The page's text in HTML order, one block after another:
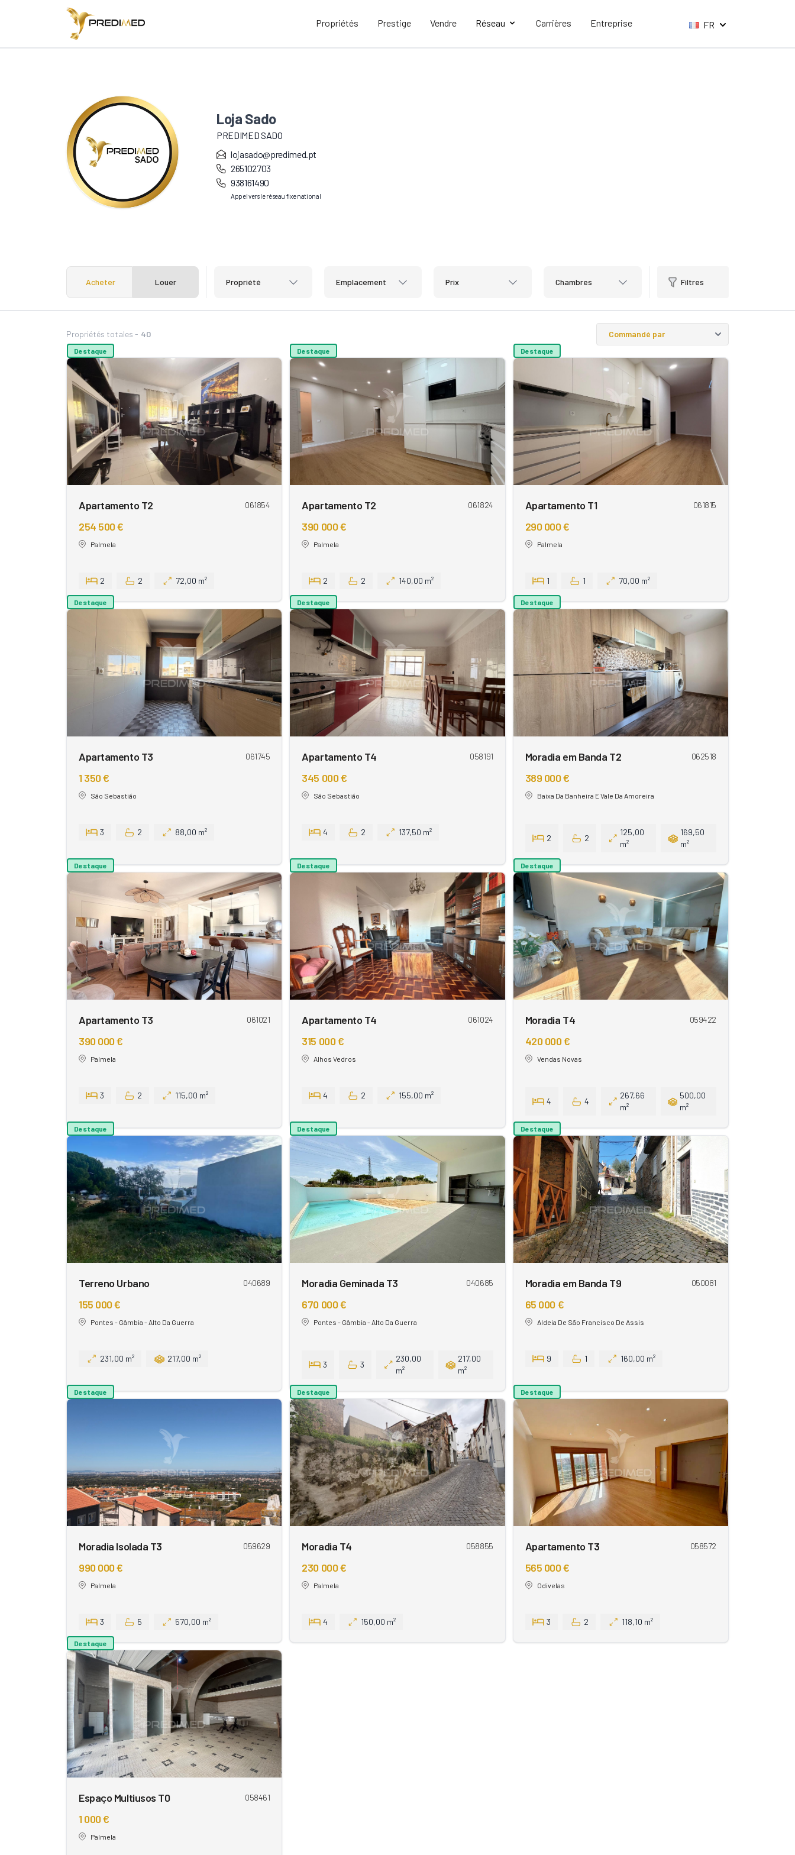
Propriétés Prestige Vendre Réseau Carrières Entreprise FR
Loja Sado
PREDIMED SADO
lojasado@predimed.pt
265102703
938161490
Appel vers le réseau fixe national
Acheter Louer Propriété Emplacement Prix Chambres Filtres
Propriétés totales - 40
Destaque
Apartamento T2 061854
254 500 €
Palmela
2 2 72,00 m²
Destaque
Apartamento T2 061824
390 000 €
Palmela
2 2 140,00 m²
Destaque
Apartamento T1 061815
290 000 €
Palmela
1 1 70,00 m²
Destaque
Apartamento T3 061745
1 350 €
São Sebastião
3 2 88,00 m²
Destaque
Apartamento T4 058191
345 000 €
São Sebastião
4 2 137,50 m²
Destaque
Moradia em Banda T2 062518
389 000 €
Baixa Da Banheira E Vale Da Amoreira
2 2
125,00
m²
169,50
m²
Destaque
Apartamento T3 061021
390 000 €
Palmela
3 2 115,00 m²
Destaque
Apartamento T4 061024
315 000 €
Alhos Vedros
4 2 155,00 m²
Destaque
Moradia T4 059422
420 000 €
Vendas Novas
4 4
267,66
m²
500,00
m²
Destaque
Terreno Urbano 040689
155 000 €
Pontes - Gâmbia - Alto Da Guerra
231,00 m² 217,00 m²
Destaque
Moradia Geminada T3 040685
670 000 €
Pontes - Gâmbia - Alto Da Guerra
3 3
230,00
m²
217,00
m²
Destaque
Moradia em Banda T9 050081
65 000 €
Aldeia De São Francisco De Assis
9 1 160,00 m²
Destaque
Moradia Isolada T3 059629
990 000 €
Palmela
3 5 570,00 m²
Destaque
Moradia T4 058855
230 000 €
Palmela
4 150,00 m²
Destaque
Apartamento T3 058572
565 000 €
Odivelas
3 2 118,10 m²
Destaque
Espaço Multiusos T0 058461
1 000 €
Palmela